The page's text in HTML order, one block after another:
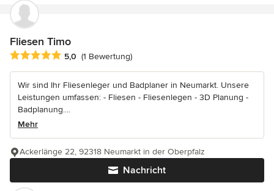
Fliesen Timo
Durchschnittliche Bewertung: 5 von 5 Sternen
5,0 (1 Bewertung)
Wir sind Ihr Fliesenleger und Badplaner in Neumarkt. Unsere
Leistungen umfassen: - Fliesen - Fliesenlegen - 3D Planung -
Badplanung....
Mehr
Nachricht
Ackerlänge 22, 92318 Neumarkt in der Oberpfalz